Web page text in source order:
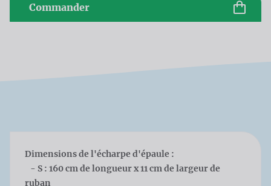
Commander
Dimensions de l'écharpe d'épaule :
- S : 160 cm de longueur x 11 cm de largeur de
ruban